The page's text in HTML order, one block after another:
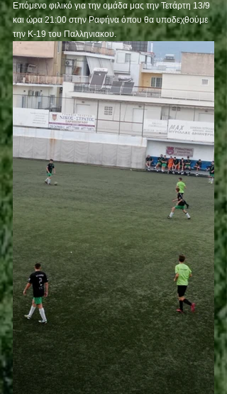
Επόμενο φιλικό για την ομάδα μας την Τετάρτη 13/9
και ώρα 21:00 στην Ραφήνα όπου θα υποδεχθούμε
την Κ-19 του Παλληνιακου.